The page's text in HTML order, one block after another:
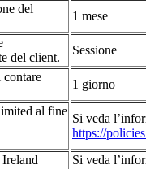
del
1 mese
del client.
Sessione
contare
1 giorno
al fine
Si veda
https://
Si veda